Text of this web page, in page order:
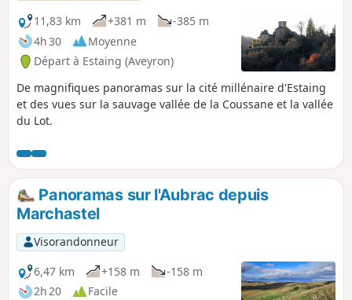
11,83 km
+381 m
-385 m
4h 30
Moyenne
Départ à Estaing (Aveyron)
De magnifiques panoramas sur la cité millénaire d'Estaing
et des vues sur la sauvage vallée de la Coussane et la vallée
du Lot.
Panoramas sur l'Aubrac depuis
Marchastel
Visorandonneur
6,47 km
+158 m
-158 m
2h 20
Facile